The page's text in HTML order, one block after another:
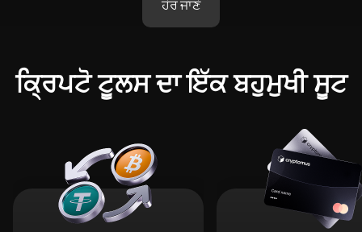
ਹੋਰ ਜਾਣੋ
ਕ੍ਰਿਪਟੋ ਟੂਲਸ ਦਾ ਇੱਕ ਬਹੁਮੁਖੀ ਸੂਟ